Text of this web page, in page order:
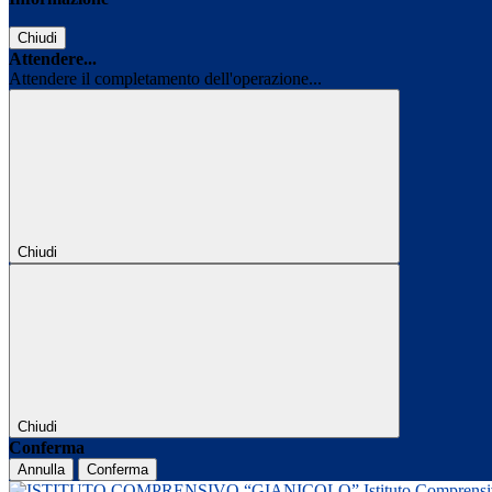
Chiudi
Attendere...
Attendere il completamento dell'operazione...
Chiudi
Chiudi
Conferma
Annulla Conferma